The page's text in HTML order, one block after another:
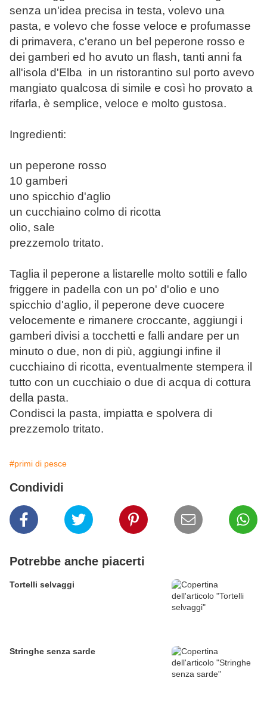
senza un'idea precisa in testa, volevo una
pasta, e volevo che fosse veloce e profumasse
di primavera, c'erano un bel peperone rosso e
dei gamberi ed ho avuto un flash, tanti anni fa
all'isola d'Elba in un ristorantino sul porto avevo
mangiato qualcosa di simile e così ho provato a
rifarla, è semplice, veloce e molto gustosa.
Ingredienti:
un peperone rosso
10 gamberi
uno spicchio d'aglio
un cucchiaino colmo di ricotta
olio, sale
prezzemolo tritato.
Taglia il peperone a listarelle molto sottili e fallo
friggere in padella con un po' d'olio e uno
spicchio d'aglio, il peperone deve cuocere
velocemente e rimanere croccante, aggiungi i
gamberi divisi a tocchetti e falli andare per un
minuto o due, non di più, aggiungi infine il
cucchiaino di ricotta, eventualmente stempera il
tutto con un cucchiaio o due di acqua di cottura
della pasta.
Condisci la pasta, impiatta e spolvera di
prezzemolo tritato.
#primi di pesce
Condividi
Potrebbe anche piacerti
Tortelli selvaggi
Stringhe senza sarde